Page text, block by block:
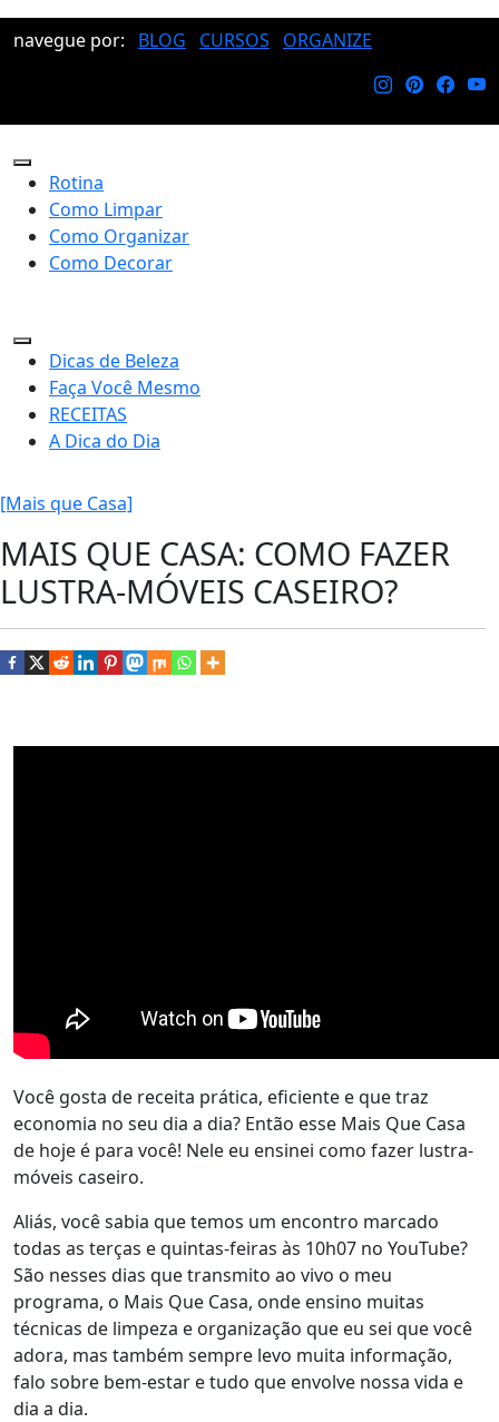
navegue por: BLOG CURSOS ORGANIZE
Rotina
Como Limpar
Como Organizar
Como Decorar
Dicas de Beleza
Faça Você Mesmo
RECEITAS
A Dica do Dia
[Mais que Casa]
MAIS QUE CASA: COMO FAZER
LUSTRA-MÓVEIS CASEIRO?
Você gosta de receita prática, eficiente e que traz
economia no seu dia a dia? Então esse Mais Que Casa
de hoje é para você! Nele eu ensinei como fazer lustra-
móveis caseiro.
Aliás, você sabia que temos um encontro marcado
todas as terças e quintas-feiras às 10h07 no YouTube?
São nesses dias que transmito ao vivo o meu
programa, o Mais Que Casa, onde ensino muitas
técnicas de limpeza e organização que eu sei que você
adora, mas também sempre levo muita informação,
falo sobre bem-estar e tudo que envolve nossa vida e
dia a dia.